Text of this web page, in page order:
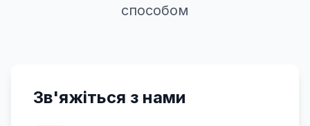
способом
Зв'яжіться з нами